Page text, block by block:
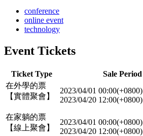
conference
online event
technology
Event Tickets
Ticket Type Sale Period
在外學的票
【實體聚會】
2023/04/01 00:00(+0800)
2023/04/20 12:00(+0800)
在家躺的票
【線上聚會】
2023/04/01 00:00(+0800)
2023/04/20 12:00(+0800)